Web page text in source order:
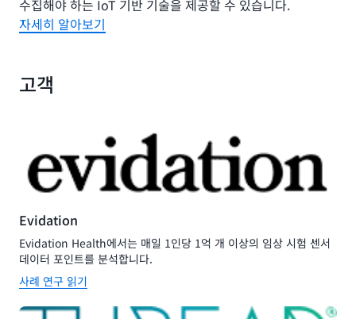
수집해야 하는 IoT 기반 기술을 제공할 수 있습니다.
자세히 알아보기
고객
Evidation
Evidation Health에서는 매일 1인당 1억 개 이상의 임상 시험 센서
데이터 포인트를 분석합니다.
사례 연구 읽기